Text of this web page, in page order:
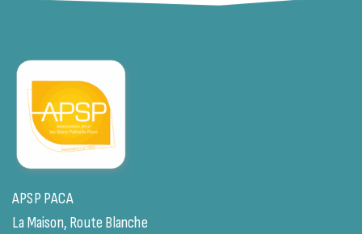
APSP PACA
La Maison, Route Blanche